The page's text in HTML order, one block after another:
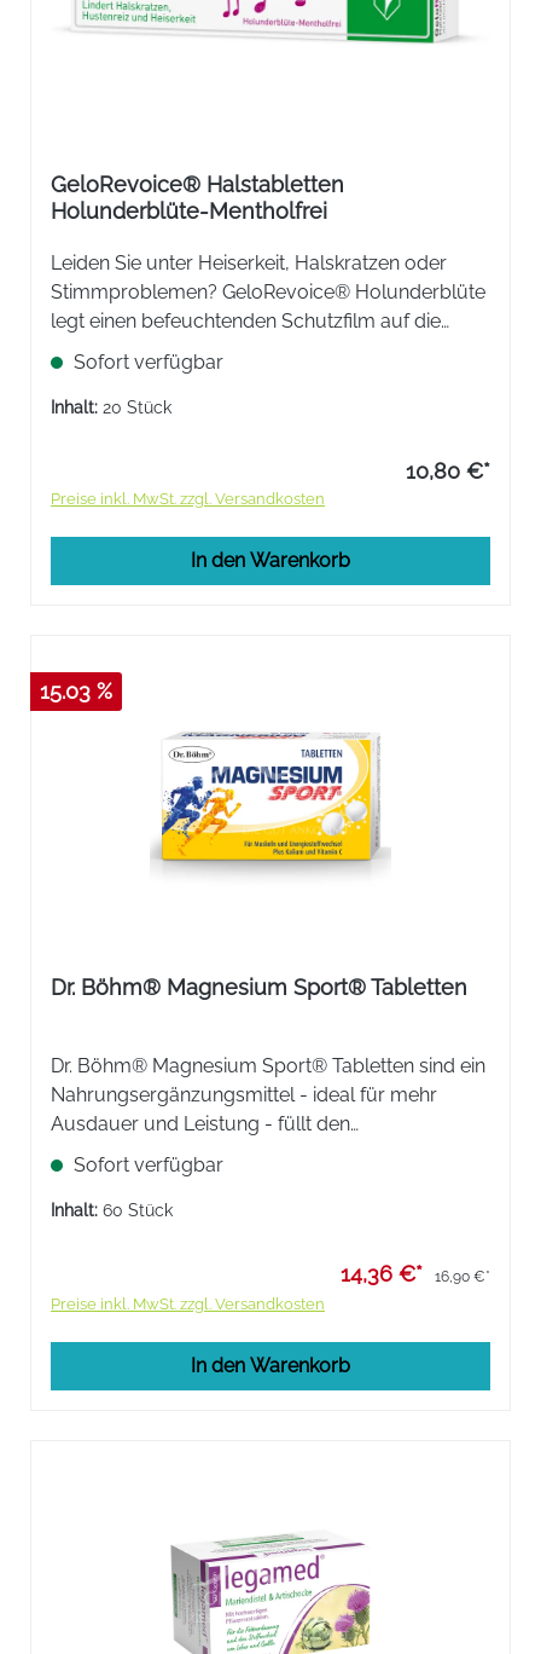
GeloRevoice® Halstabletten
Holunderblüte-Mentholfrei
Leiden Sie unter Heiserkeit, Halskratzen oder
Stimmproblemen? GeloRevoice® Holunderblüte
legt einen befeuchtenden Schutzfilm auf die
Schleimhaut. Die mentholfreie Formel sorgt für
eine spürbar schnelle Linderung und
Regeneration. Ideal für Vielredner!
Sofort verfügbar
Inhalt: 20 Stück
10,80 €*
Preise inkl. MwSt. zzgl. Versandkosten
In den Warenkorb
15.03 %
Dr. Böhm® Magnesium Sport® Tabletten
Dr. Böhm® Magnesium Sport® Tabletten sind ein
Nahrungsergänzungsmittel - ideal für mehr
Ausdauer und Leistung - füllt den
Magnesiumspeicher nachhaltig auf. Für Muskeln
und Energiestoffwechsel plus Kalium und Vitamin
C.
Sofort verfügbar
Inhalt: 60 Stück
14,36 €* 16,90 €*
Preise inkl. MwSt. zzgl. Versandkosten
In den Warenkorb